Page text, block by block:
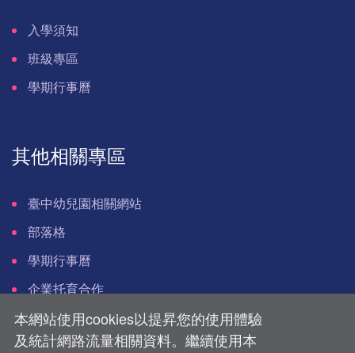
本網站使用cookies以提昇您的使用體驗
及統計網路流量相關資料。繼續使用本
入學須知
班級專區
學期行事曆
其他相關專區
臺中幼兒園相關網站
部落格
學期行事曆
企業托育合作